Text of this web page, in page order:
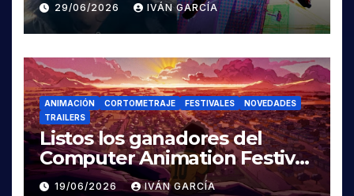
29/06/2026 IVÁN GARCÍA
ANIMACIÓN CORTOMETRAJE FESTIVALES
NOVEDADES
TRAILERS
Listos los ganadores del
Computer Animation Festival
Siggraph 2026
19/06/2026 IVÁN GARCÍA